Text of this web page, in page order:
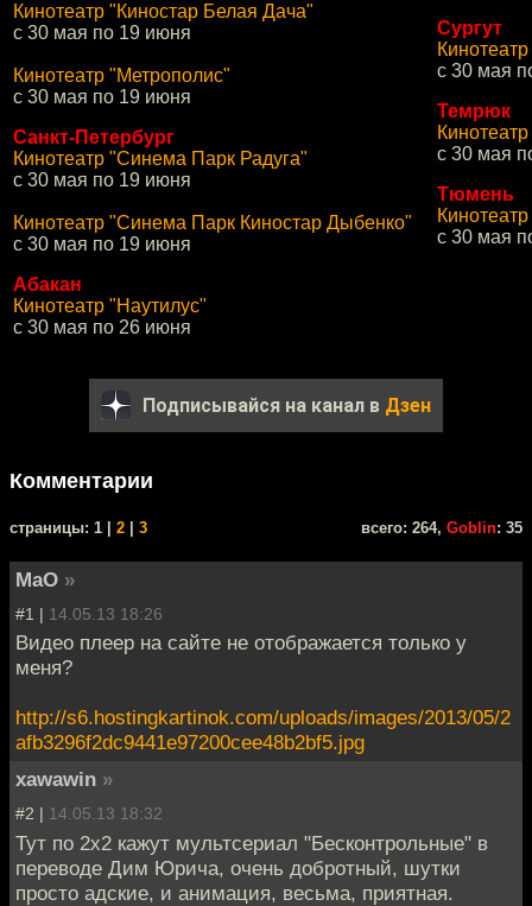
Кинотеатр "Киностар Белая Дача"
с 30 мая по 19 июня
Кинотеатр "Метрополис"
с 30 мая по 19 июня
Санкт-Петербург
Кинотеатр "Синема Парк Радуга"
с 30 мая по 19 июня
Кинотеатр "Синема Парк Киностар Дыбенко"
с 30 мая по 19 июня
Абакан
Кинотеатр "Наутилус"
с 30 мая по 26 июня
Сургут
с 30 мая
Темрюк
с 30 мая
Тюмень
с 30 мая
Подписывайся на канал в Дзен
Комментарии
cтраницы: 1 | 2 3 всего: 264, Goblin: 35
MaO »
#1 | 14.05.13 18:26
Видео плеер на сайте не отображается только у
меня?
http://s6.hostingkartinok.com/uploads/images/2013/05/2
afb3296f2dc9441e97200cee48b2bf5.jpg
xawawin »
#2 | 14.05.13 18:32
Тут по 2х2 кажут мультсериал "Бесконтрольные" в
переводе Дим Юрича, очень добротный, шутки
просто адские, и анимация, весьма, приятная.